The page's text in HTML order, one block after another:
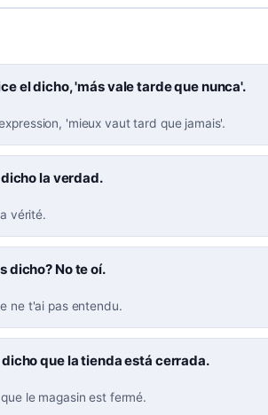
el dicho, 'más vale tarde que nunca'.
'mieux vaut tard que jamais'.
dicho la verdad.
vérité.
dicho? No te oí.
ne t'ai pas entendu.
dicho que la tienda está cerrada.
le magasin est fermé.